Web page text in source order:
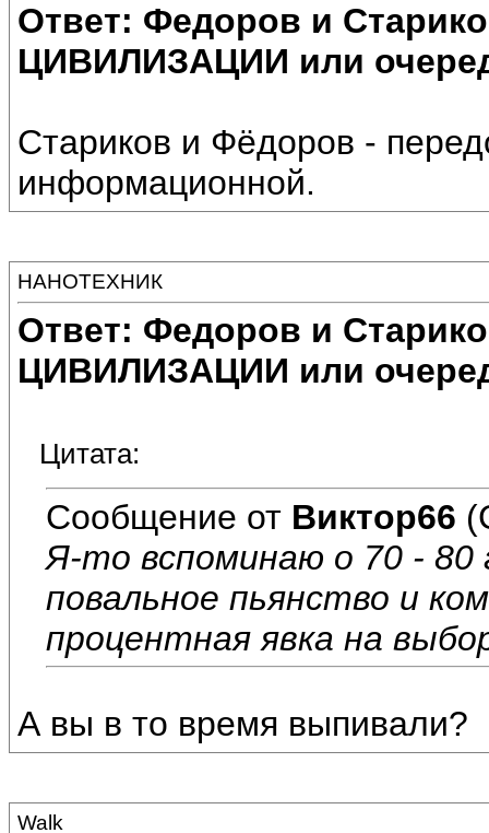
Ответ: Федоров и
ЦИВИЛИЗАЦИИ или
Стариков и Фёдоров -
информационной.
НАНОТЕХНИК
Ответ: Федоров и
ЦИВИЛИЗАЦИИ или
Цитата:
Сообщение от Виктор66
Я-то вспоминаю о 70 -
повальное пьянство и
процентная явка на
А вы в то время выпивали?
Walk